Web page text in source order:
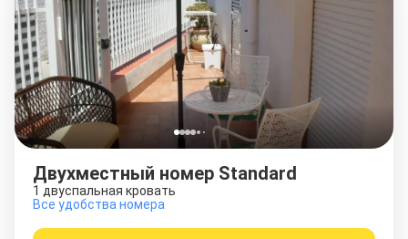
Двухместный номер Standard
1 двуспальная кровать
Все удобства номера